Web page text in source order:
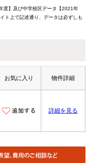
度】及び中学校区データ【2021年
ト上で記述通り、データは必ずしも
お気に入り 物件詳細
詳細を見る